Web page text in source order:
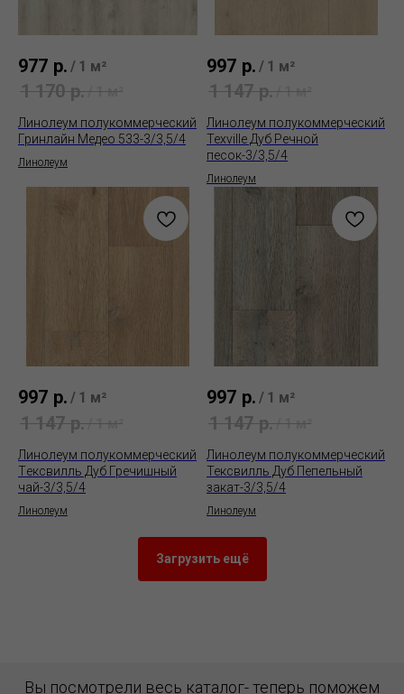
977 р. / 1 м²
1 170 р./1 м²
Линолеум полукоммерческий
Гринлайн Медео 533-3/3,5/4
Линолеум
997 р. / 1 м²
1 147 р./1 м²
Линолеум полукоммерческий
Texville Дуб Речной
песок-3/3,5/4
Линолеум
997 р. / 1 м²
1 147 р./1 м²
Линолеум полукоммерческий
Tексвилль Дуб Гречишный
чай-3/3,5/4
Линолеум
997 р. / 1 м²
1 147 р./1 м²
Линолеум полукоммерческий
Тексвилль Дуб Пепельный
закат-3/3,5/4
Линолеум
Загрузить ещё
Вы посмотрели весь каталог- теперь поможем